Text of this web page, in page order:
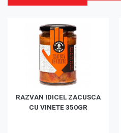
RAZVAN IDICEL ZACUSCA
CU VINETE 350GR